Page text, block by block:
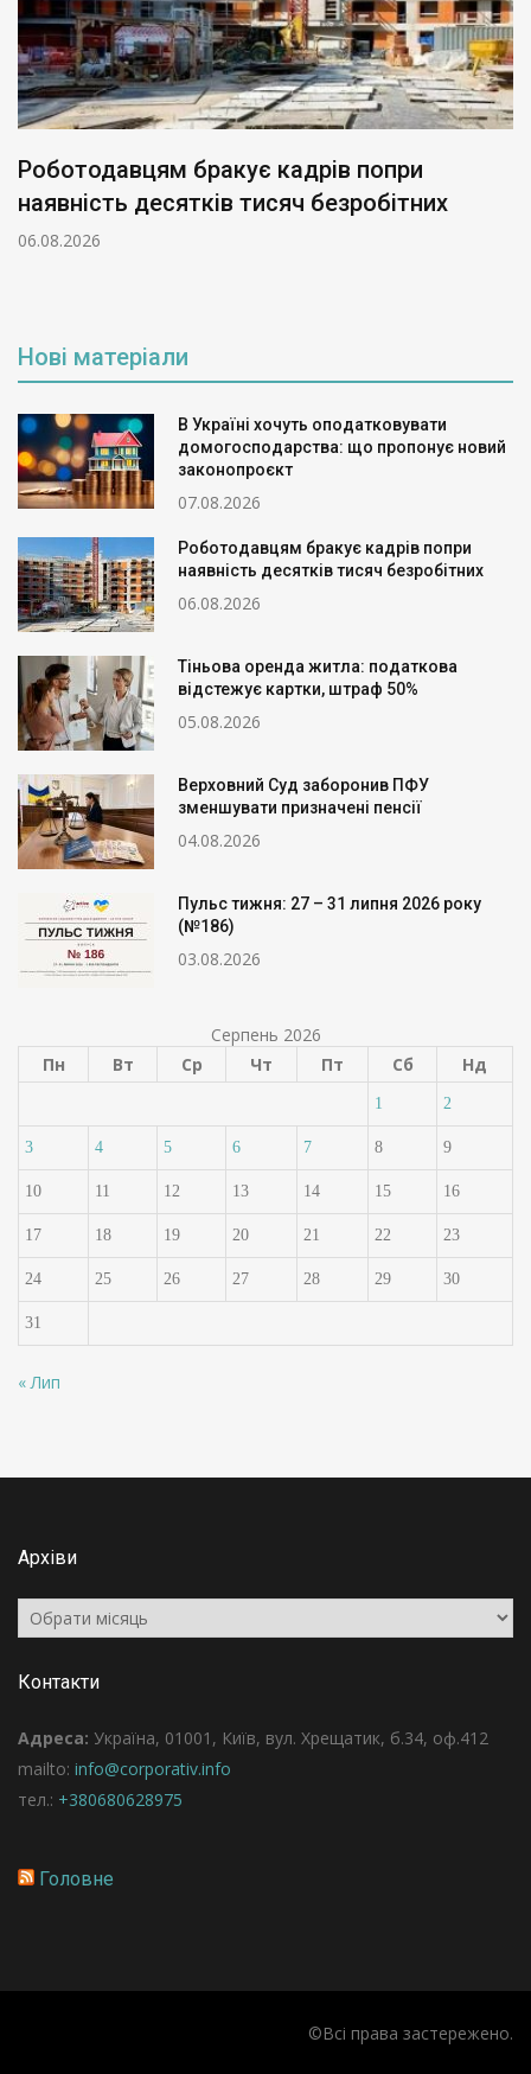
Роботодавцям бракує кадрів попри
наявність десятків тисяч безробітних
06.08.2026
Нові матеріали
В Україні хочуть оподатковувати
домогосподарства: що пропонує новий
законопроєкт
07.08.2026
Роботодавцям бракує кадрів попри
наявність десятків тисяч безробітних
06.08.2026
Тіньова оренда житла: податкова
відстежує картки, штраф 50%
05.08.2026
Верховний Суд заборонив ПФУ
зменшувати призначені пенсії
04.08.2026
Пульс тижня: 27 – 31 липня 2026 року
(№186)
03.08.2026
Серпень 2026
Пн
Вт Ср Чт Пт Сб Нд
1 2
3 4 5 6 7 8 9
10 11 12 13 14 15 16
17 18 19 20 21 22 23
24 25 26 27 28 29 30
31
« Лип
Архіви
Архіви
Контакти
Адреса: Україна, 01001, Київ, вул. Хрещатик, б.34, оф.412
mailto: info@corporativ.info
тел.: +380680628975
Головне
©Всі права застережено.